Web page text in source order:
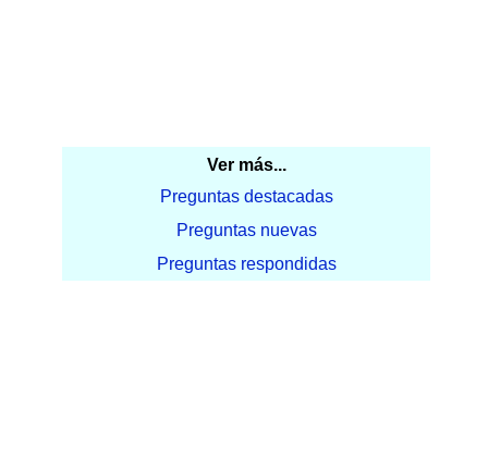
Ver más...
Preguntas destacadas
Preguntas nuevas
Preguntas respondidas